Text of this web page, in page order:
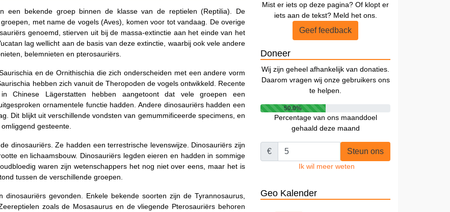
een bekende groep binnen de klasse van de reptielen (Reptilia). De
met name de vogels (Aves), komen voor tot vandaag. De overige
genoemd, stierven uit bij de massa-extinctie aan het einde van het
lag wellicht aan de basis van deze extinctie, waarbij ook vele andere
belemnieten en pterosauriërs.
en de Ornithischia die zich onderscheiden met een andere vorm
hebben zich vanuit de Theropoden de vogels ontwikkeld. Recente
Chinese Lägerstatten hebben aangetoont dat vele groepen een
ornamentele functie hadden. Andere dinosauriërs hadden een
Dit blijkt uit verschillende vondsten van gemummificeerde specimens, en
gesteente.
dinosauriërs. Ze hadden een terrestrische levenswijze. Dinosauriërs zijn
en lichaamsbouw. Dinosauriërs legden eieren en hadden in sommige
waren zijn wetenschappers het nog niet over eens, maar het is
tussen de verschillende groepen.
gevonden. Enkele bekende soorten zijn de Tyrannosaurus,
zoals de Mosasaurus en de vliegende Pterosauriërs behoren
Mist er iets op deze pagina? Of klopt er
iets aan de tekst? Meld het ons.
Geef feedback
Doneer
Wij zijn geheel afhankelijk van donaties.
Daarom vragen wij onze gebruikers ons
te helpen.
50.0%
Percentage van ons maanddoel
gehaald deze maand
€ Steun ons
Ik wil meer weten
Geo Kalender